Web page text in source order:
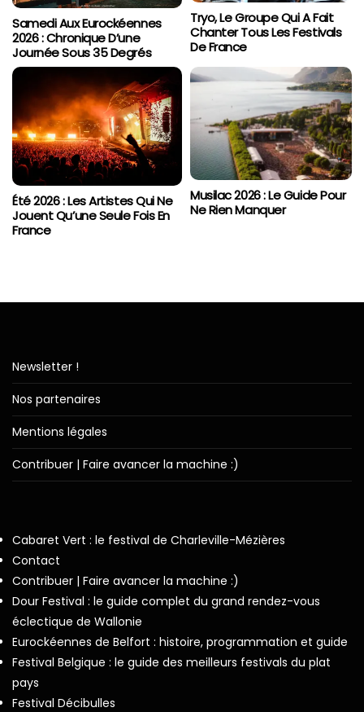
Samedi Aux Eurockéennes
2026 : Chronique D’une
Journée Sous 35 Degrés
Tryo, Le Groupe Qui A Fait
Chanter Tous Les Festivals
De France
Été 2026 : Les Artistes Qui Ne
Jouent Qu’une Seule Fois En
France
Musilac 2026 : Le Guide Pour
Ne Rien Manquer
Newsletter !
Nos partenaires
Mentions légales
Contribuer | Faire avancer la machine :)
Cabaret Vert : le festival de Charleville-Mézières
Contact
Contribuer | Faire avancer la machine :)
Dour Festival : le guide complet du grand rendez-vous
éclectique de Wallonie
Eurockéennes de Belfort : histoire, programmation et guide
Festival Belgique : le guide des meilleurs festivals du plat
pays
Festival Décibulles